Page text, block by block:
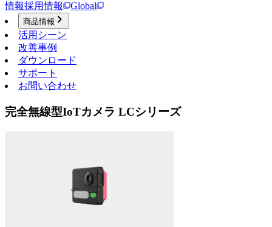
情報採用情報 Global
商品情報
活用シーン
改善事例
ダウンロード
サポート
お問い合わせ
完全無線型IoTカメラ LCシリーズ